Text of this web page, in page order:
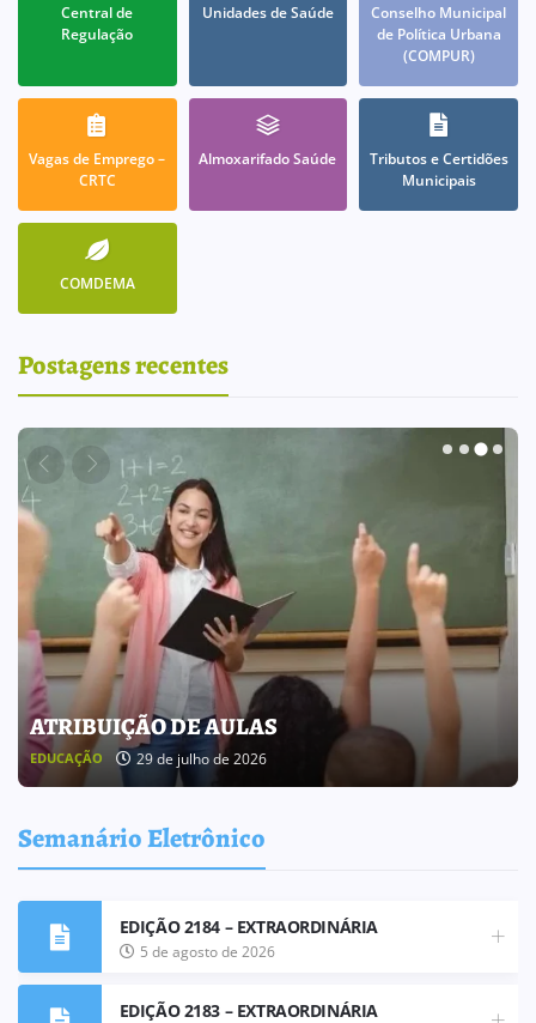
Central de
Regulação
Unidades de Saúde
Conselho Municipal
de Política Urbana
(COMPUR)
Vagas de Emprego –
CRTC
Almoxarifado Saúde
Tributos e Certidões
Municipais
COMDEMA
Postagens recentes
BOLETIM INFORMATIVO 238
BOLETIM INFORMATIVO 25 de julho de 2026
Semanário Eletrônico
EDIÇÃO 2184 – EXTRAORDINÁRIA
5 de agosto de 2026
EDIÇÃO 2183 – EXTRAORDINÁRIA